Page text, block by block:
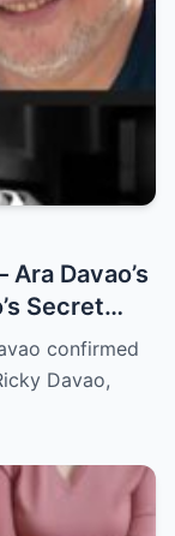
Davao’s
Secret
confirmed
Davao,